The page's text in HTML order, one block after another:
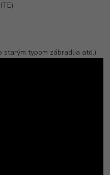
starým typom zábradlia atd.)